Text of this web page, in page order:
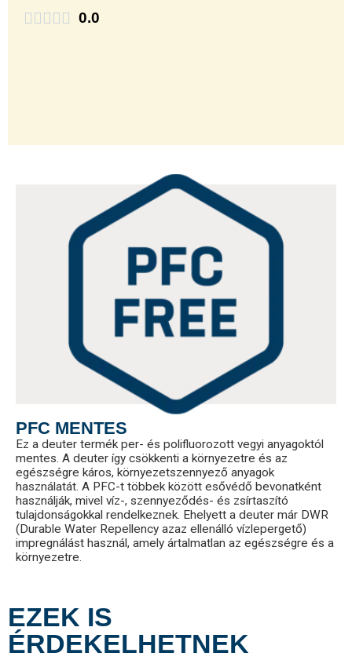
0.0

PFC MENTES
Ez a deuter termék per- és polifluorozott vegyi anyagoktól
mentes. A deuter így csökkenti a környezetre és az
egészségre káros, környezetszennyező anyagok
használatát. A PFC-t többek között esővédő bevonatként
használják, mivel víz-, szennyeződés- és zsírtaszító
tulajdonságokkal rendelkeznek. Ehelyett a deuter már DWR
(Durable Water Repellency azaz ellenálló vízlepergető)
impregnálást használ, amely ártalmatlan az egészségre és a
környezetre.
EZEK IS
ÉRDEKELHETNEK